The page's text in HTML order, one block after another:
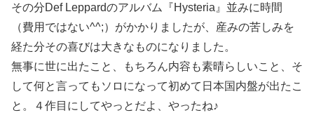
その分Def Leppardのアルバム『Hysteria』並みに時間
（費用ではない^^;）がかかりましたが、産みの苦しみを
経た分その喜びは大きなものになりました。
無事に世に出たこと、もちろん内容も素晴らしいこと、そ
して何と言ってもソロになって初めて日本国内盤が出たこ
と。４作目にしてやっとだよ、やったね♪